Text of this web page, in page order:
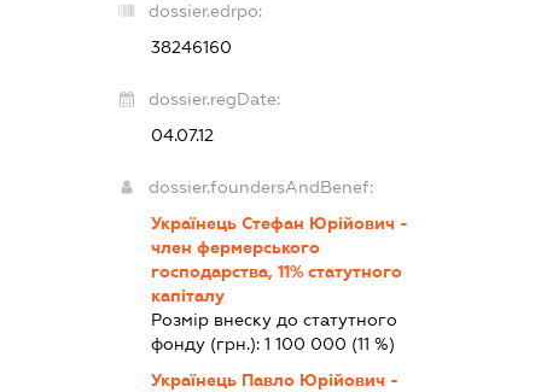
dossier.edrpo:
38246160
dossier.regDate:
04.07.12
dossier.foundersAndBenef:
Українець Стефан Юрійович -
член фермерського
господарства, 11% статутного
капіталу
Розмір внеску до статутного
фонду (грн.): 1 100 000 (11 %)
Українець Павло Юрійович -